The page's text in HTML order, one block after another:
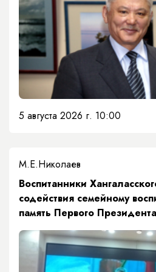
5 августа 2026 г. 10:00
М.Е.Николаев
​Воспитанники
содействия семейному
память Первого